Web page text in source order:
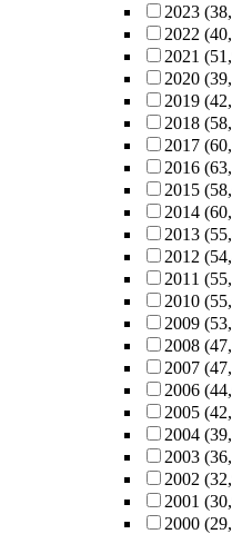
2023
2022
2021
2020
2019
2018
2017
2016
2015
2014
2013
2012
2011
2010
2009
2008
2007
2006
2005
2004
2003
2002
2001
2000